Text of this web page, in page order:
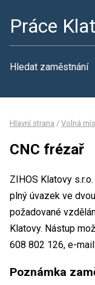
Práce
Hledat zaměstnání
Hlavní strana / Volná
CNC frézař
ZIHOS Klatovy
plný úvazek ve
požadované
Klatovy. Nástup
608 802 126, e-
Poznámka